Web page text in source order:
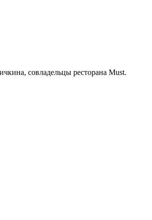
совладельцы ресторана Must.